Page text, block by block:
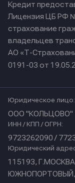
Кредит
Лицензия ЦБ РФ
страхование
владельцев
АО «Т-
0191-03 от
Юридическое лицо:
ООО "КОЛЬЦОВО"
ИНН / КПП / ОГРН:
9723262090 /
Юридический
115193,
ЮЖНОПОРТОВЫЙ,